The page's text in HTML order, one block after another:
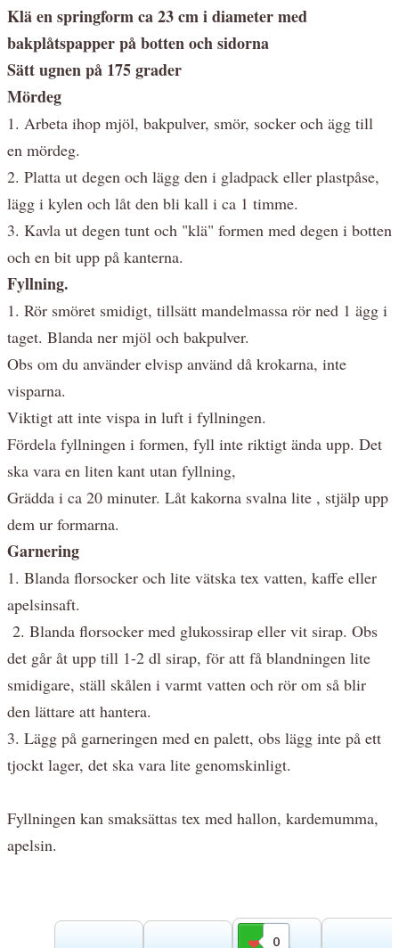
Klä en springform ca 23 cm i diameter med
bakplåtspapper på botten och sidorna
Sätt ugnen på 175 grader
Mördeg
1. Arbeta ihop mjöl, bakpulver, smör, socker och ägg till
en mördeg.
2. Platta ut degen och lägg den i gladpack eller plastpåse,
lägg i kylen och låt den bli kall i ca 1 timme.
3. Kavla ut degen tunt och "klä" formen med degen i botten
och en bit upp på kanterna.
Fyllning.
1. Rör smöret smidigt, tillsätt mandelmassa rör ned 1 ägg i
taget. Blanda ner mjöl och bakpulver.
Obs om du använder elvisp använd då krokarna, inte
visparna.
Viktigt att inte vispa in luft i fyllningen.
Fördela fyllningen i formen, fyll inte riktigt ända upp. Det
ska vara en liten kant utan fyllning,
Grädda i ca 20 minuter. Låt kakorna svalna lite , stjälp upp
dem ur formarna.
Garnering
1. Blanda florsocker och lite vätska tex vatten, kaffe eller
apelsinsaft.
2. Blanda florsocker med glukossirap eller vit sirap. Obs
det går åt upp till 1-2 dl sirap, för att få blandningen lite
smidigare, ställ skålen i varmt vatten och rör om så blir
den lättare att hantera.
3. Lägg på garneringen med en palett, obs lägg inte på ett
tjockt lager, det ska vara lite genomskinligt.
Fyllningen kan smaksättas tex med hallon, kardemumma,
apelsin.
0